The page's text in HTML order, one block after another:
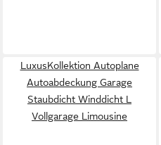
LuxusKollektion Autoplane
Autoabdeckung Garage
Staubdicht Winddicht L
Vollgarage Limousine